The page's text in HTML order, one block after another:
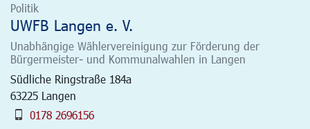
Politik
UWFB Langen e. V.
Unabhängige Wählervereinigung zur Förderung der
Bürgermeister- und Kommunalwahlen in Langen
Südliche Ringstraße 184a
63225 Langen
0178 2696156